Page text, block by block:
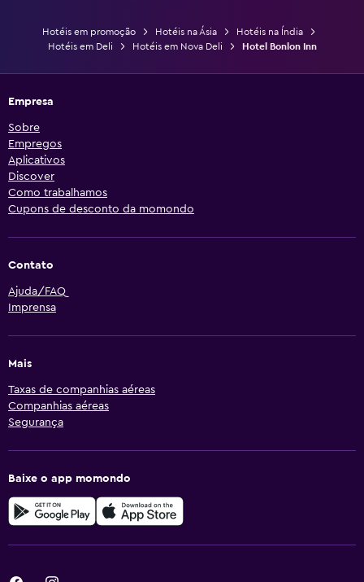
Hotéis em promoção Hotéis na Ásia
Hotéis na Índia
Hotéis em Deli
Hotéis em Nova Deli Hotel Bonlon Inn
Empresa
Sobre
Empregos
Aplicativos
Discover
Como trabalhamos
Cupons de desconto da momondo
Contato
Ajuda/FAQ
Imprensa
Mais
Taxas de companhias aéreas
Companhias aéreas
Segurança
Baixe o app momondo